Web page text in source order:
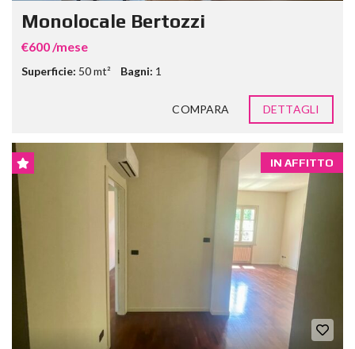
Monolocale Bertozzi
€600 /mese
Superficie: 50 mt² Bagni: 1
COMPARA DETTAGLI
IN AFFITTO